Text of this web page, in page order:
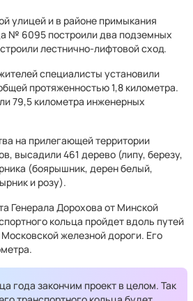
улицей и в районе примыкания
№ 6095 построили два подземных
лестнично-лифтовой сход.
специалисты установили
протяженностью 1,8 километра.
79,5 километра инженерных
на прилегающей территории
высадили 461 дерево (липу, березу,
(боярышник, дерен белый,
и розу).
Генерала Дорохова от Минской
кольца пройдет вдоль путей
железной дороги. Его
года закончим проект в целом. Так